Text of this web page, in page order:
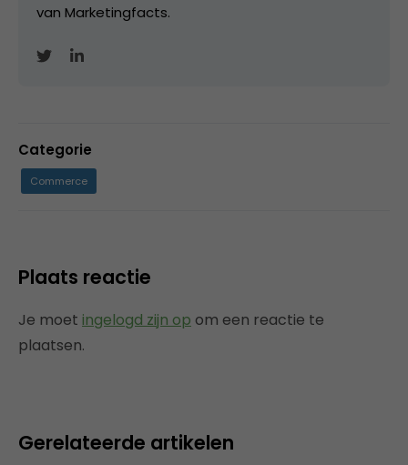
van Marketingfacts.
Categorie
Commerce
Plaats reactie
Je moet ingelogd zijn op om een reactie te
plaatsen.
Gerelateerde artikelen